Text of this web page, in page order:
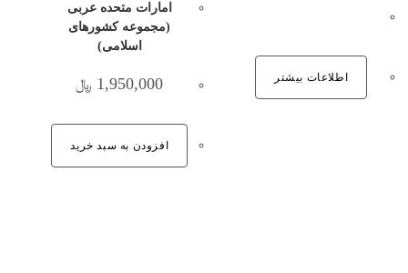
اطلاعات بیشتر
امارات متحده عربی
(مجموعه کشورهای
اسلامی)
1,950,000 ﷼
افزودن به سبد خرید